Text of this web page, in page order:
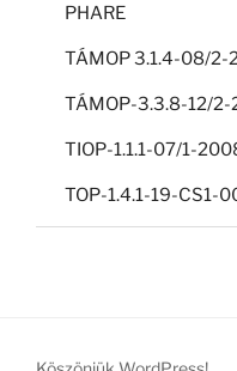
PHARE
TÁMOP 3.1.4-08/
TÁMOP-3.3.8-12/
TIOP-1.1.1-07/1-
TOP-1.4.1-19-CS1-